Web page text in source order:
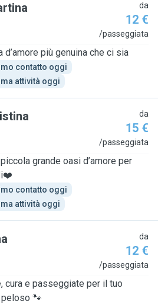
da
12 €
/passeggiata
d’amore più genuina che ci sia
contatto oggi
attività oggi
da
15 €
/passeggiata
grande oasi d’amore per
contatto oggi
attività oggi
da
12 €
/passeggiata
cura e passeggiate per il tuo
🐾